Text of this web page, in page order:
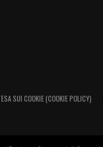
SUI COOKIE (COOKIE POLICY)